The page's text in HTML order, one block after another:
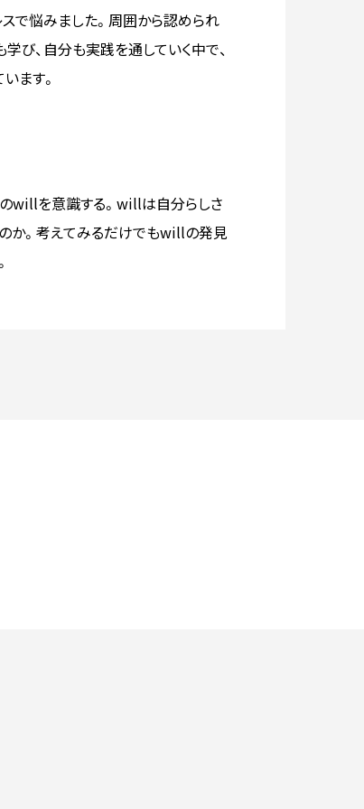
で悩みました。周囲から認められ
び、自分も実践を通していく中で、
ます。
willを意識する。willは自分らしさ
のか。考えてみるだけでもwillの発見